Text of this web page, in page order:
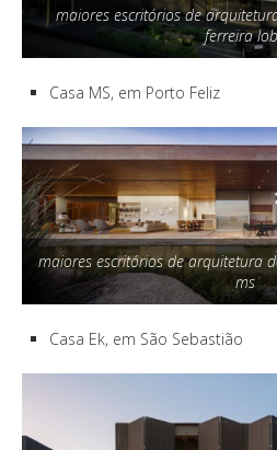
maiores escritórios de
ferreira
Casa MS, em Porto Feliz
maiores escritórios de arquitetura
ms
Casa Ek, em São Sebastião